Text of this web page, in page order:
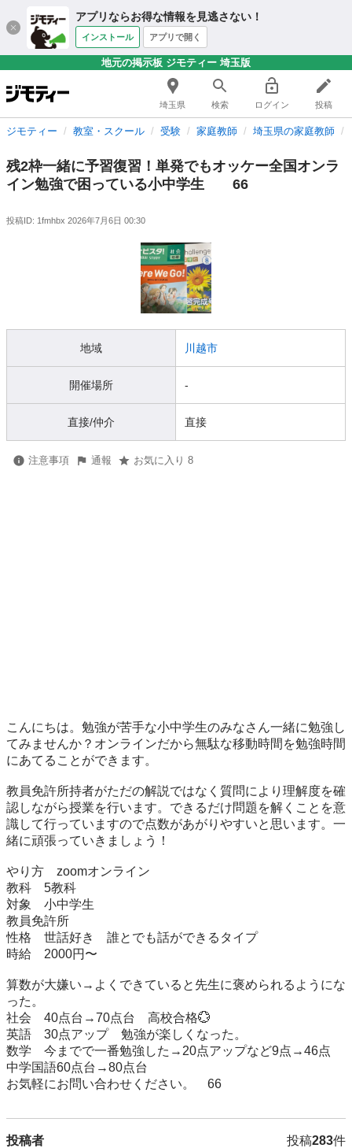
アプリならお得な情報を見逃さない！
インストール アプリで開く
地元の掲示板 ジモティー 埼玉版
埼玉県 検索 ログイン 投稿
ジモティー 教室・スクール 受験 家庭教師 埼玉県の家庭教師
残2枠一緒に予習復習！単発でもオッケー全国オンラ
イン勉強で困っている小中学生 66
投稿ID: 1fmhbx 2026年7月6日 00:30
地域 川越市
開催場所 -
直接/仲介 直接
注意事項 通報 お気に入り 8
こんにちは。勉強が苦手な小中学生のみなさん一緒に勉強し
てみませんか？オンラインだから無駄な移動時間を勉強時間
にあてることができます。
教員免許所持者がただの解説ではなく質問により理解度を確
認しながら授業を行います。できるだけ問題を解くことを意
識して行っていますので点数があがりやすいと思います。一
緒に頑張っていきましょう！
やり方　zoomオンライン
教科　5教科
対象　小中学生
教員免許所
性格　世話好き　誰とでも話ができるタイプ
時給　2000円〜
算数が大嫌い→よくできていると先生に褒められるようにな
った。
社会　40点台→70点台　高校合格💮
英語　30点アップ　勉強が楽しくなった。
数学　今までで一番勉強した→20点アップなど9点→46点
中学国語60点台→80点台
お気軽にお問い合わせください。　66
投稿者 投稿283件